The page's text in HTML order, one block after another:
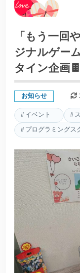
「もう一回
ジナルゲー
タイン企画🍫
お知らせ
イベント
プログラミングス